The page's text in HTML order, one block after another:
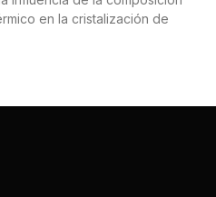
en la cristalización de